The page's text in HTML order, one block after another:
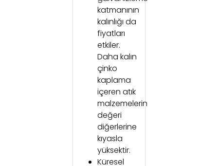
katmanının
kalınlığı da
fiyatları
etkiler.
Daha kalın
çinko
kaplama
içeren atık
malzemelerin
değeri
diğerlerine
kıyasla
yüksektir.
Küresel